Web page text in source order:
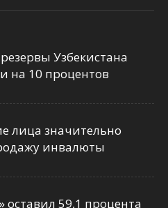
Узбекистана
на 10 процентов
лица значительно
инвалюты
оставил 59,1 процента